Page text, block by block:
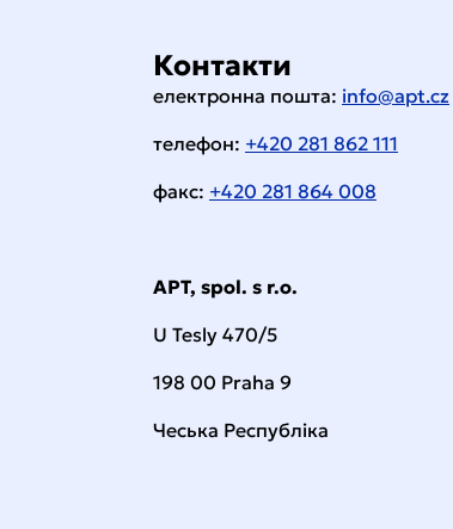
Контакти
електронна пошта: info@apt.cz
телефон: +420 281 862 111
факс: +420 281 864 008
APT, spol. s r.o.
U Tesly 470/5
198 00 Praha 9
Чеська Республіка